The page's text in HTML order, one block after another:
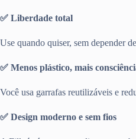
✅ Liberdade total
Use quando quiser, sem depender
✅ Menos plástico, mais
Você usa garrafas reutilizáveis e
✅ Design moderno e sem fios